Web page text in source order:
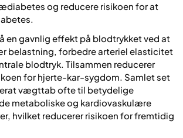
og reducere risikoen for at
en gavnlig effekt på blodtrykket ved at
belastning, forbedre arteriel elasticitet
blodtryk. Tilsammen reducerer
for hjerte-kar-sygdom. Samlet set
vægttab ofte til betydelige
metaboliske og kardiovaskulære
hvilket reducerer risikoen for fremtidig